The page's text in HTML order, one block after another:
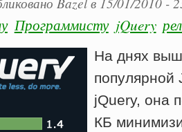
Программисту jQuery
На днях
популярной
jQuery, она
КБ